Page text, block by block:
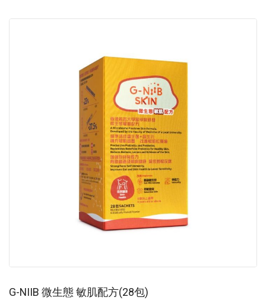
G-NIIB 微生態 敏肌配方(28包)